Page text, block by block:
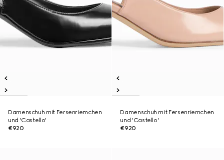
Damenschuh mit Fersenriemchen
und 'Castello'
€920
Damenschuh mit Fersenriemchen
und 'Castello'
€920